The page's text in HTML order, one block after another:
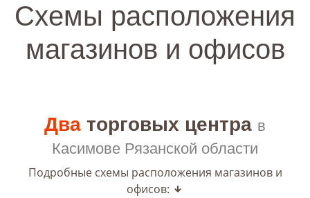
Cхемы расположения
магазинов и офисов
Два торговых центра в
Касимове Рязанской области
Подробные схемы расположения магазинов и
офисов: